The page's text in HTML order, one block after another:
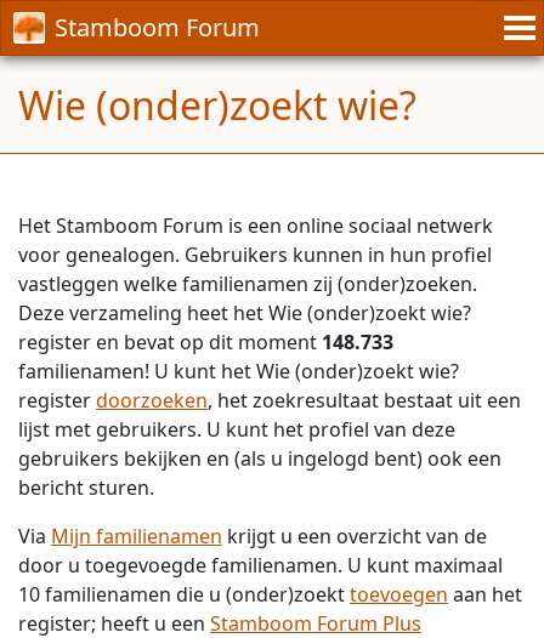
Stamboom Forum
Wie (onder)zoekt wie?
Het Stamboom Forum is een online sociaal netwerk
voor genealogen. Gebruikers kunnen in hun profiel
vastleggen welke familienamen zij (onder)zoeken.
Deze verzameling heet het Wie (onder)zoekt wie?
register en bevat op dit moment 148.733
familienamen! U kunt het Wie (onder)zoekt wie?
registerdoorzoeken, het zoekresultaat bestaat uit een
lijst met gebruikers. U kunt het profiel van deze
gebruikers bekijken en (als u ingelogd bent) ook een
bericht sturen.
Via Mijn familienamen krijgt u een overzicht van de
door u toegevoegde familienamen. U kunt maximaal
10 familienamen die u (onder)zoekttoevoegen aan het
register; heeft u een Stamboom Forum Plus